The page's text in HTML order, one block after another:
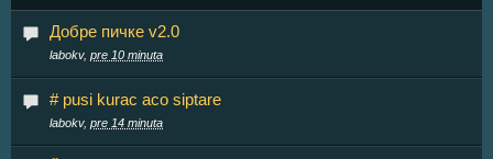
Добре пичке v2.0
labokv, pre 10 minuta
# pusi kurac aco siptare
labokv, pre 14 minuta